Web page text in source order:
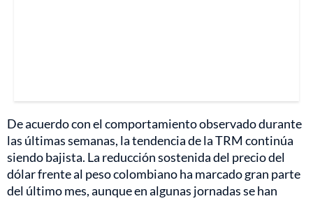
De acuerdo con el comportamiento observado durante
las últimas semanas, la tendencia de la TRM continúa
siendo bajista. La reducción sostenida del precio del
dólar frente al peso colombiano ha marcado gran parte
del último mes, aunque en algunas jornadas se han